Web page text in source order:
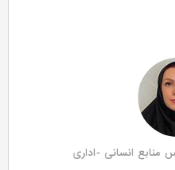
منابع انسانی -اداری